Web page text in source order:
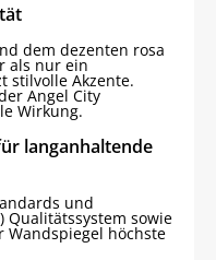
dem dezenten rosa
als nur ein
stilvolle Akzente.
Angel City
Wirkung.
langanhaltende
und
Qualitätssystem sowie
Wandspiegel höchste